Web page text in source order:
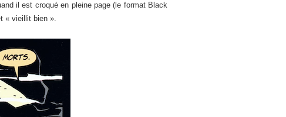
il est croqué en pleine page (le format Black
« vieillit bien ».